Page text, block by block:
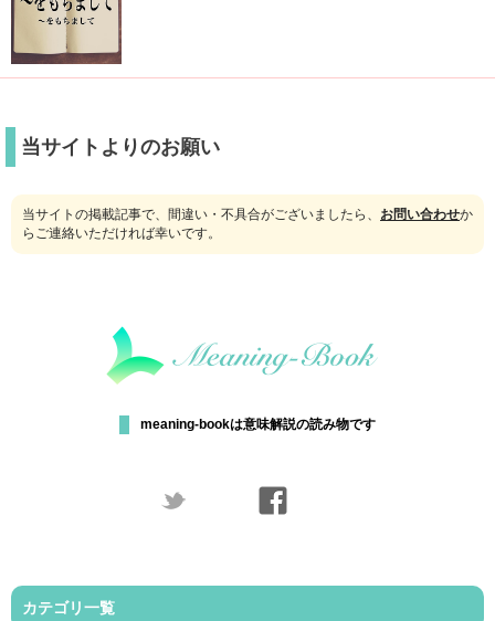
当サイトよりのお願い
当サイトの掲載記事で、間違い・不具合がございましたら、 お問い合わせか
らご連絡いただければ幸いです。
meaning-bookは意味解説の読み物です
カテゴリ一覧